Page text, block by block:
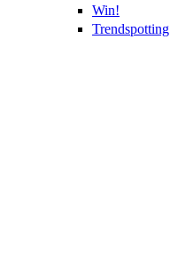
Win!
Trendspotting